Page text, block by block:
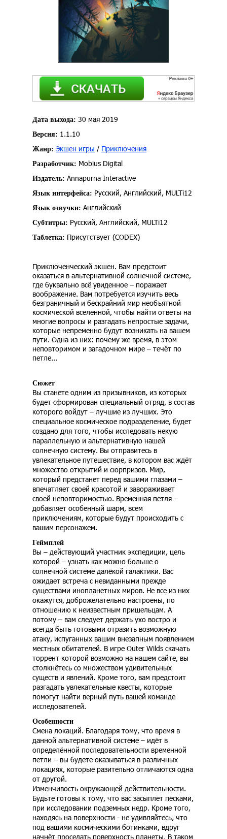
Дата выхода: 30 мая 2019
Версия: 1.1.10
Жанр: Экшен игры / Приключения
Разработчик: Mobius Digital
Издатель: Annapurna Interactive
Язык интерфейса: Русский, Английский, MULTi12
Язык озвучки: Английский
Субтитры: Русский, Английский, MULTi12
Таблетка: Присутствует (CODEX)
Приключенческий экшен. Вам предстоит
оказаться в альтернативной солнечной системе,
где буквально всё увиденное – поражает
воображение. Вам потребуется изучить весь
безграничный и бескрайний мир необъятной
космической вселенной, чтобы найти ответы на
многие вопросы и разгадать непростые задачи,
которые непременно будут возникать на вашем
пути. Одна из них: почему же время, в этом
неповторимом и загадочном мире – течёт по
петле...
Сюжет
Вы станете одним из призывников, из которых
будет сформирован специальный отряд, в состав
которого войдут – лучшие из лучших. Это
специальное космическое подразделение, будет
создано для того, чтобы исследовать некую
параллельную и альтернативную нашей
солнечную систему. Вы отправитесь в
увлекательное путешествие, в котором вас ждёт
множество открытий и сюрпризов. Мир,
который предстанет перед вашими глазами –
впечатляет своей красотой и завораживает
своей неповторимостью. Временная петля –
добавляет особенный шарм, всем
приключениям, которые будут происходить с
вашим персонажем.
Геймплей
Вы – действующий участник экспедиции, цель
которой – узнать как можно больше о
солнечной системе далёкой галактики. Вас
ожидает встреча с невиданными прежде
существами инопланетных миров. Не все из них
окажутся, доброжелательно настроены, по
отношению к неизвестным пришельцам. А
потому – вам следует держать ухо востро и
всегда быть готовыми отразить возможную
атаку, испуганных вашим внезапным появлением
местных обитателей. В игре Outer Wilds скачать
торрент которой возможно на нашем сайте, вы
столкнётесь со множеством удивительных
существ и явлений. Кроме того, вам предстоит
разгадать увлекательные квесты, которые
помогут найти верный путь вашей команде
исследователей.
Особенности
Смена локаций. Благодаря тому, что время в
данной альтернативной системе – идёт в
определённой последовательности временной
петли – вы будете оказываться в различных
локациях, которые разительно отличаются одна
от другой.
Изменчивость окружающей действительности.
Будьте готовы к тому, что вас засыплет песками,
при исследовании подземных недр. Кроме того,
находясь на поверхности - не удивляйтесь, что
под вашими космическими ботинками, вдруг
начнёт проседать поверхность планеты. В таком